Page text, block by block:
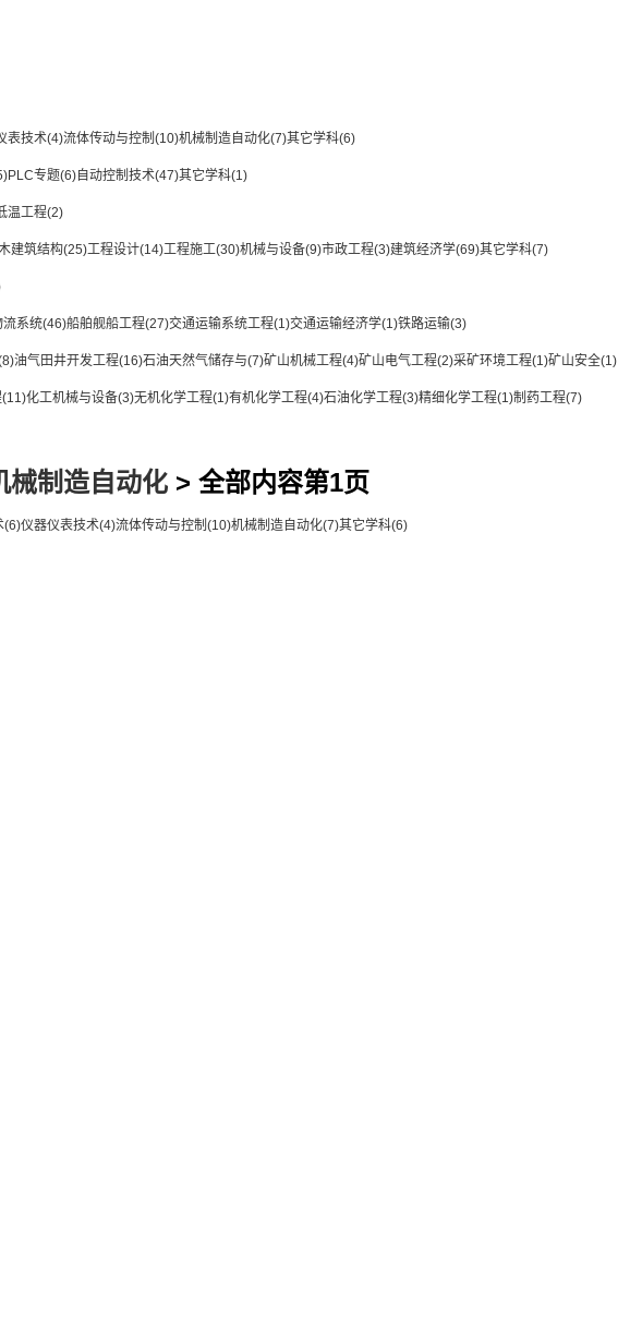
表技术(4)流体传动与控制 (10)机械制造自动化(7)其它学科(6)
PLC专题(6)自动控制技术(47)其它学科(1)
温工程(2)
建筑结构(25)工程设计(14)工程施工(30)机械与设备(9)市政工程(3)建筑经济学(69)其它学科(7)
流系统(46)船舶舰船工程(27)交通运输系统工程(1)交通运输经济学(1)铁路运输(3)
油气田井开发工程(16)石油天然气储存与(7)矿山机械工程(4)矿山电气工程(2)采矿环境工程(1)矿山安全(1)
(11)化工机械与设备(3)无机化学工程(1)有机化学工程(4)石油化学工程(3)精细化学工程(1)制药工程(7)
械制造自动化 > 全部内容第1页
(6)仪器仪表技术(4)流体传动与控制 (10)机械制造自动化(7)其它学科(6)